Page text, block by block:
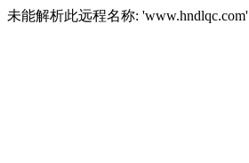
未能解析此远程名称: 'www.hndlqc.com'